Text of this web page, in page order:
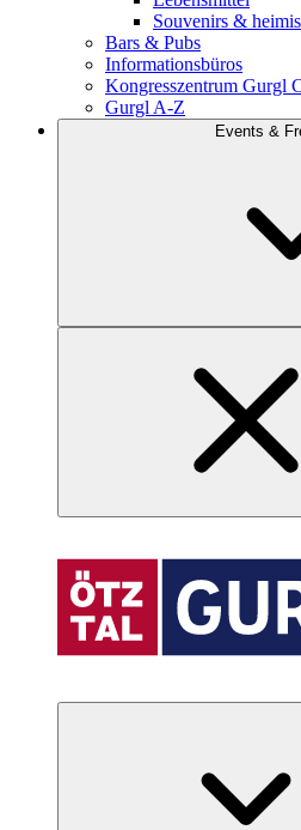
Souvenirs &
Bars & Pubs
Informationsbüros
Kongresszentrum Gurgl
Gurgl A-Z
Events &